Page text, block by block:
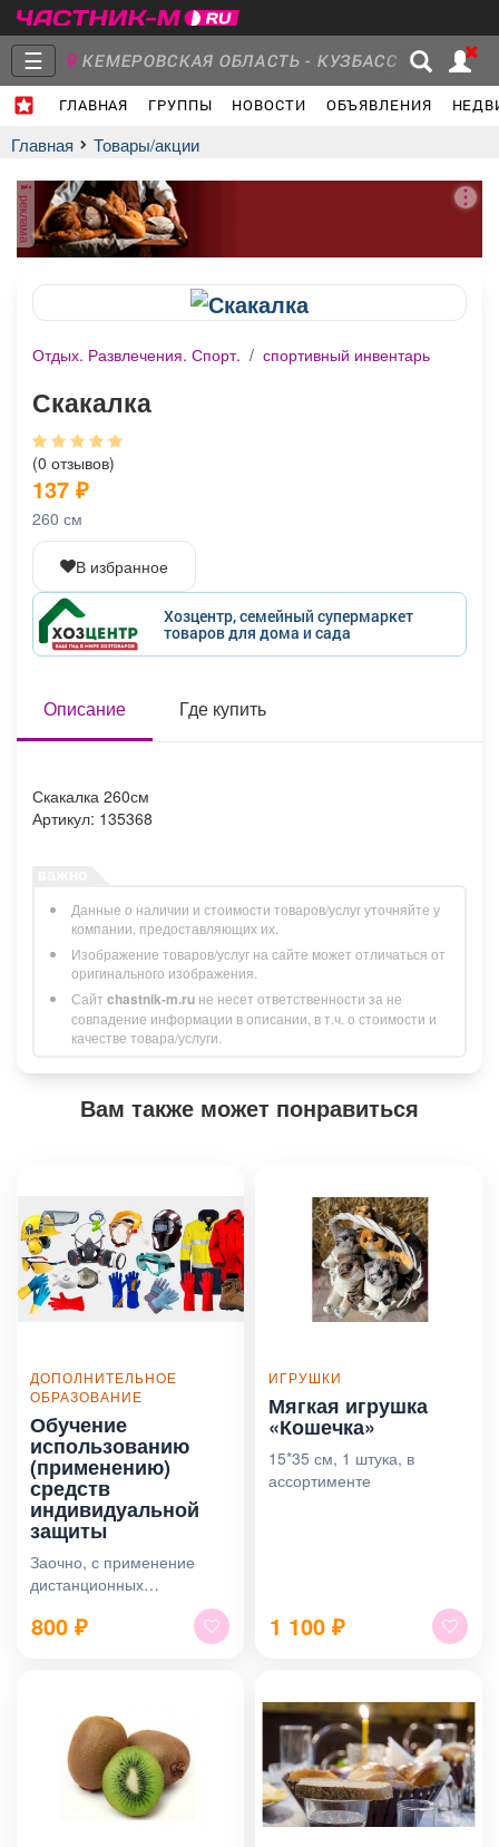
☰ КЕМЕРОВСКАЯ ОБЛАСТЬ - КУЗБАСС
ГЛАВНАЯ ГРУППЫ НОВОСТИ ОБЪЯВЛЕНИЯ
Главная
Объявления Недвижимость Услуги
Афиша
Товары Поздравления Погода
Главная Товары/акции
реклама
Отдых. Развлечения. Спорт. / спортивный инвентарь
Скакалка
(0 отзывов)
137 ₽
260 см
В избранное
Хозцентр, семейный супермаркет
товаров для дома и сада
Описание Где купить
Скакалка 260см
Артикул: 135368
Данные о наличии и стоимости товаров/услуг уточняйте у
компании, предоставляющих их.
Изображение товаров/услуг на сайте может отличаться от
оригинального изображения.
Сайт chastnik-m.ru не несет ответственности за не
совпадение информации в описании, в т.ч. о стоимости и
качестве товара/услуги.
Вам также может понравиться
ДОПОЛНИТЕЛЬНОЕ
ОБРАЗОВАНИЕ
Обучение
использованию
(применению)
средств
индивидуальной
защиты
Заочно, с применение
дистанционных
технологий, в объеме 8
800 ₽
ИГРУШКИ
Мягкая игрушка
«Кошечка»
15*35 см, 1 штука, в
ассортименте
1 100 ₽